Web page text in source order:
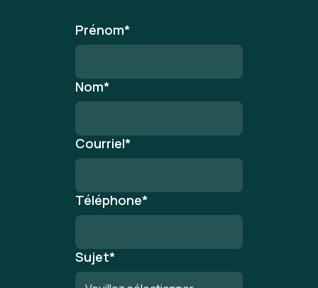
Prénom*
Nom*
Courriel*
Téléphone*
Sujet*